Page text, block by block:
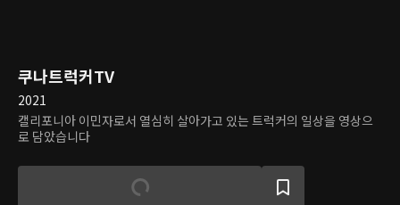
쿠나트럭커TV
2021
캘리포니아 이민자로서 열심히 살아가고 있는 트럭커의 일상을 영상으
로 담았습니다